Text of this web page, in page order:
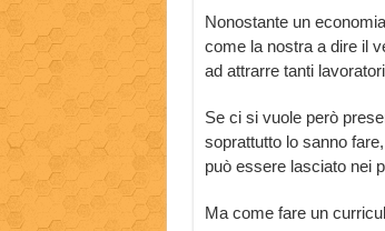
Nonostante un
come la nostra a dire il
ad attrarre tanti
Se ci si vuole però
soprattutto lo sanno
può essere lasciato nei
Ma come fare un